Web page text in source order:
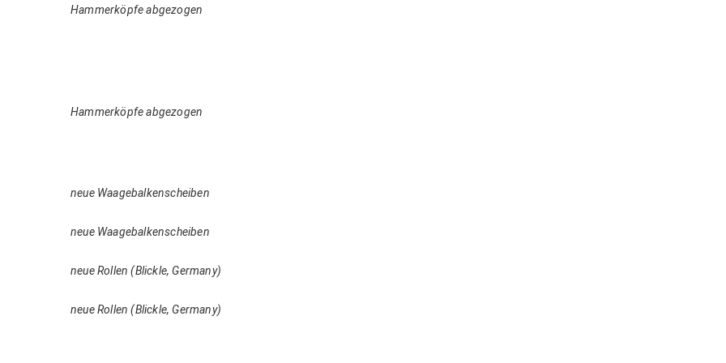
Hammerköpfe abgezogen
Hammerköpfe abgezogen
neue Waagebalkenscheiben
neue Waagebalkenscheiben
neue Rollen (Blickle, Germany)
neue Rollen (Blickle, Germany)